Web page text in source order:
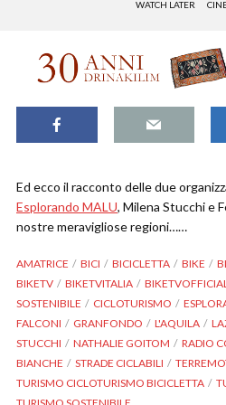
WATCH LATER
Ed ecco il racconto delle due
Esplorando MALU, Milena Stucchi e
nostre meravigliose regioni……
AMATRICE BICI BICICLETTA BIKE
BIKETV
BIKETVITALIA
SOSTENIBILE
CICLOTURISMO
FALCONI
GRANFONDO L'AQUILA
STUCCHI
NATHALIE GOITOM RADIO
BIANCHE
STRADE CICLABILI
TURISMO CICLOTURISMO BICICLETTA